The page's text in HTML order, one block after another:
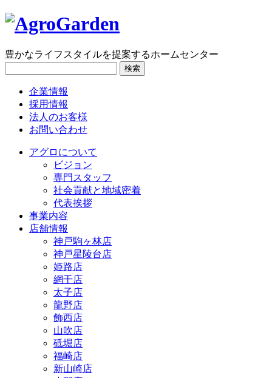
豊かなライフスタイルを提案するホームセンター
検索
企業情報
採用情報
法人のお客様
お問い合わせ
アグロについて
ビジョン
専門スタッフ
社会貢献と地域密着
代表挨拶
事業内容
店舗情報
神戸駒ヶ林店
神戸星陵台店
姫路店
網干店
太子店
龍野店
飾西店
山吹店
砥堀店
福崎店
新山崎店